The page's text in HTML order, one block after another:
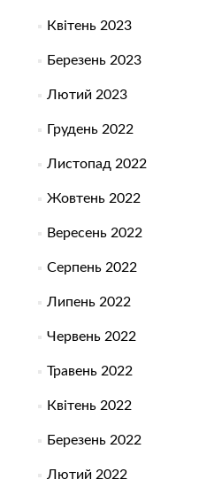
Квітень 2023
Березень 2023
Лютий 2023
Грудень 2022
Листопад 2022
Жовтень 2022
Вересень 2022
Серпень 2022
Липень 2022
Червень 2022
Травень 2022
Квітень 2022
Березень 2022
Лютий 2022